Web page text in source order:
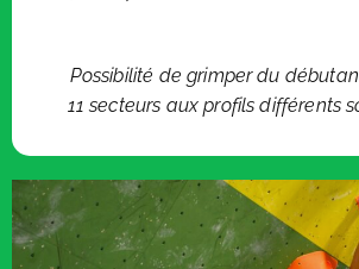
Possibilité de grimper du
11 secteurs aux profils différents